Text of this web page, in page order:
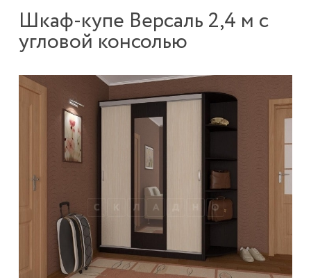
Шкаф-купе Версаль 2,4 м с
угловой консолью